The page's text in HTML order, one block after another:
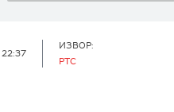
ИЗВОР:
РТС